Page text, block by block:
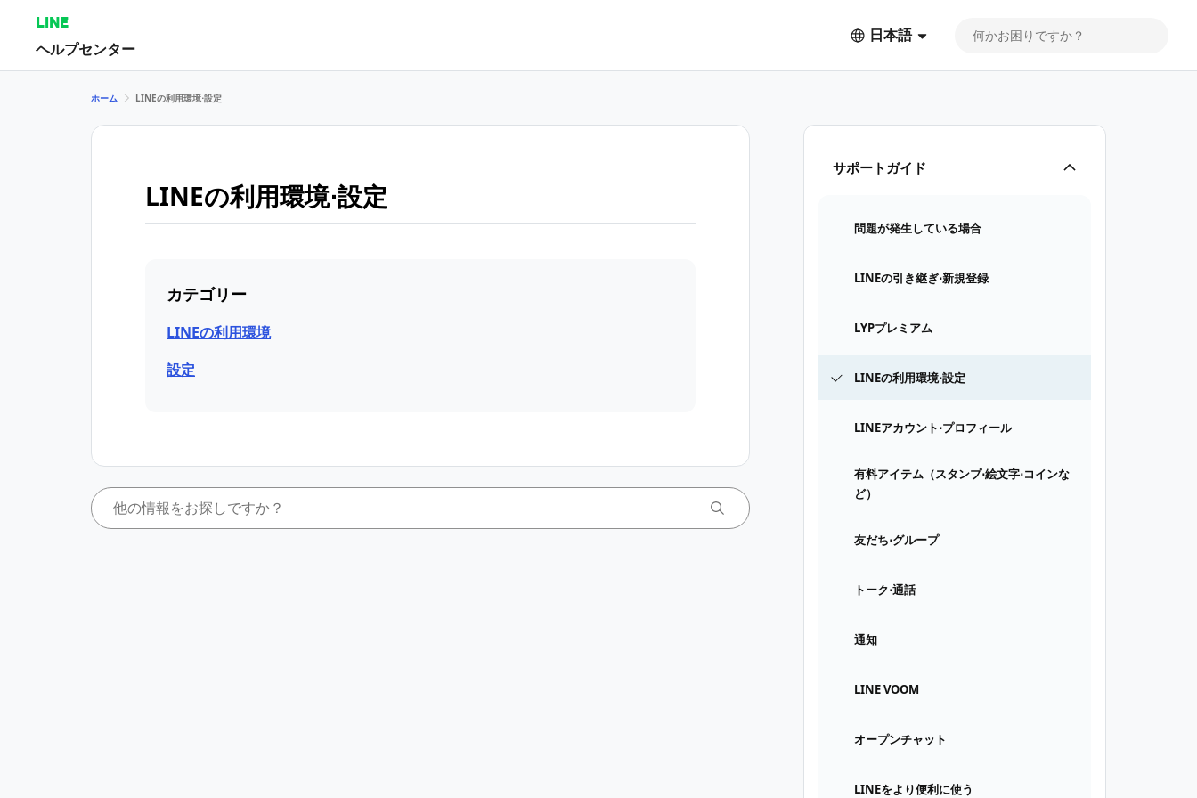
LINE
ヘルプセンター
日本語
サポートガイド
問題が発生している場合
LINEの引き継ぎ⋅新規登録
LYPプレミアム
LINEの利用環境⋅設定
LINEアカウント⋅プロフィール
有料アイテム（スタンプ⋅絵文字⋅コインな
ど）
友だち⋅グループ
トーク⋅通話
通知
LINE VOOM
オープンチャット
LINEをより便利に使う
ホーム LINEの利用環境⋅設定
LINEの利用環境⋅設定
カテゴリー
LINEの利用環境
設定